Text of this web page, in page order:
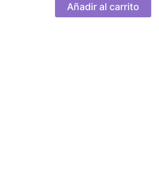
Añadir al carrito